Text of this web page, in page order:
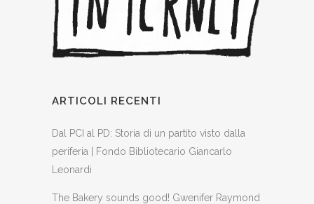
ARTICOLI RECENTI
Dal PCI al PD: Storia di un partito visto dalla
periferia | Fondo Bibliotecario Giancarlo
Leonardi
The Bakery sounds good! Gwenifer Raymond